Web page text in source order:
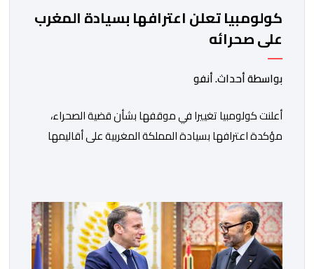
كولومبيا تعلن اعترافها بسيادة المغرب
على صحرائه
بواسطة أحداث. أنفو
أعلنت كولومبيا تغييرا في موقفها بشأن قضية الصحراء،
مؤكدة اعترافها بسيادة المملكة المغربية على أقاليمها
الافريقي والمغاربة المقيمين بالخارج، ناصر بوريطة، ونائب
رئيس جمهورية كولومبيا، خوسيه مانويل ريستريبو، بحضور
وزير العلاقات الخارجية عمر بولا إسكوبار. وبهذه المناسبة،
أكد السيد […]